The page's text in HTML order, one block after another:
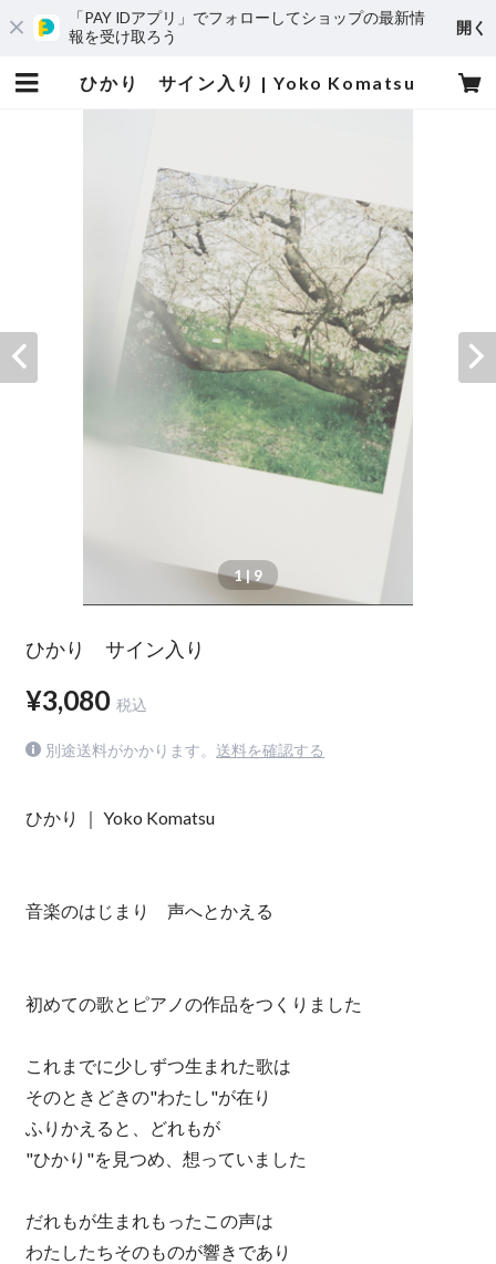
「PAY IDアプリ」でフォローしてショップの最新情
報を受け取ろう
開く
ひかり サイン入り | Yoko Komatsu
1| 9
ひかり サイン入り
¥3,080 税込
別途送料がかかります。 送料を確認する
ひかり ｜ Yoko Komatsu
音楽のはじまり 声へとかえる
初めての歌とピアノの作品をつくりました
これまでに少しずつ生まれた歌は
そのときどきの"わたし"が在り
ふりかえると、どれもが
"ひかり"を見つめ、想っていました
だれもが生まれもったこの声は
わたしたちそのものが響きであり